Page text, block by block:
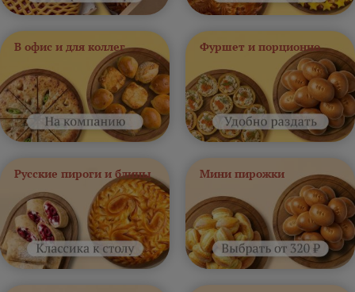
В офис и для коллег Фуршет и порционно
Русские пироги и блины Мини пирожки